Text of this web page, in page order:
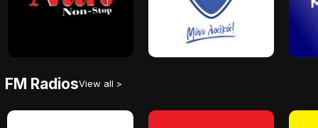
FM RadiosView all >